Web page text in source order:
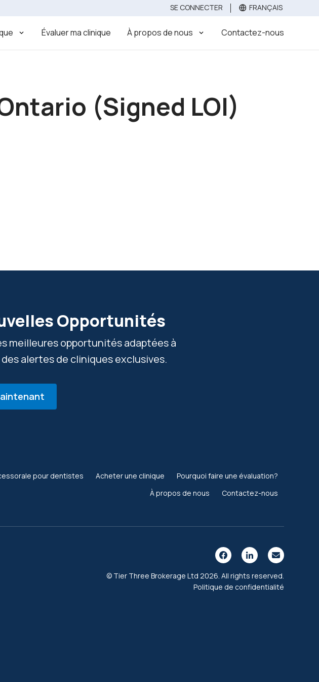
SE CONNECTER FRANÇAIS
Évaluer ma clinique À propos de nous Contactez-nous
(Signed LOI)
Opportunités
meilleures opportunités adaptées à
alertes de cliniques exclusives.
pour dentistes Acheter une clinique
Pourquoi faire une évaluation?
À propos de nous
Contactez-nous
© Tier Three Brokerage Ltd 2026. All rights reserved.
Politique de confidentialité